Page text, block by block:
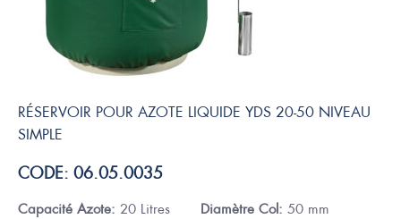
RÉSERVOIR POUR AZOTE LIQUIDE YDS 20-50 NIVEAU
SIMPLE
CODE: 06.05.0035
Capacité Azote: 20 Litres Diamètre Col: 50 mm